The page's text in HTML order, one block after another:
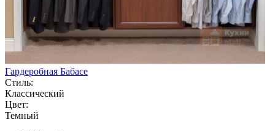
Гардеробная Бабасе
Стиль:
Классический
Цвет:
Темный